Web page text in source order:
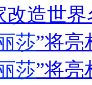
拳打脚踢
改造世
莎”将亮
莎”将亮